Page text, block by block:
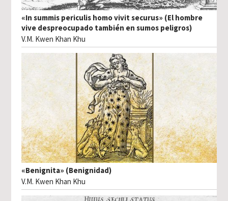
«In summis periculis homo vivit securus» (El hombre
vive despreocupado también en sumos peligros)
V.M. Kwen Khan Khu
«Benignita» (Benignidad)
V.M. Kwen Khan Khu